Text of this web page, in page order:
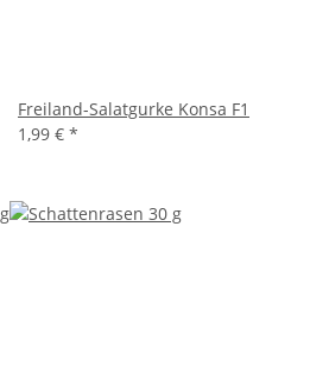
Freiland-Salatgurke Konsa F1
1,99 € *